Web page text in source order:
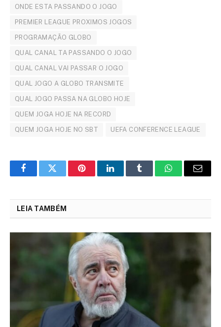
ONDE ESTA PASSANDO O JOGO
PREMIER LEAGUE PROXIMOS JOGOS
PROGRAMAÇÃO GLOBO
QUAL CANAL TA PASSANDO O JOGO
QUAL CANAL VAI PASSAR O JOGO
QUAL JOGO A GLOBO TRANSMITE
QUAL JOGO PASSA NA GLOBO HOJE
QUEM JOGA HOJE NA RECORD
QUEM JOGA HOJE NO SBT UEFA CONFERENCE LEAGUE
FacebookTwitter PinterestLinkedInTumblr WhatsAppEmail
LEIA TAMBÉM